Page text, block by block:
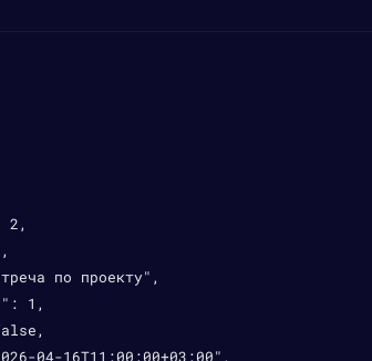
2,
по проекту",
1,
04-16T11:00:00+03:00",